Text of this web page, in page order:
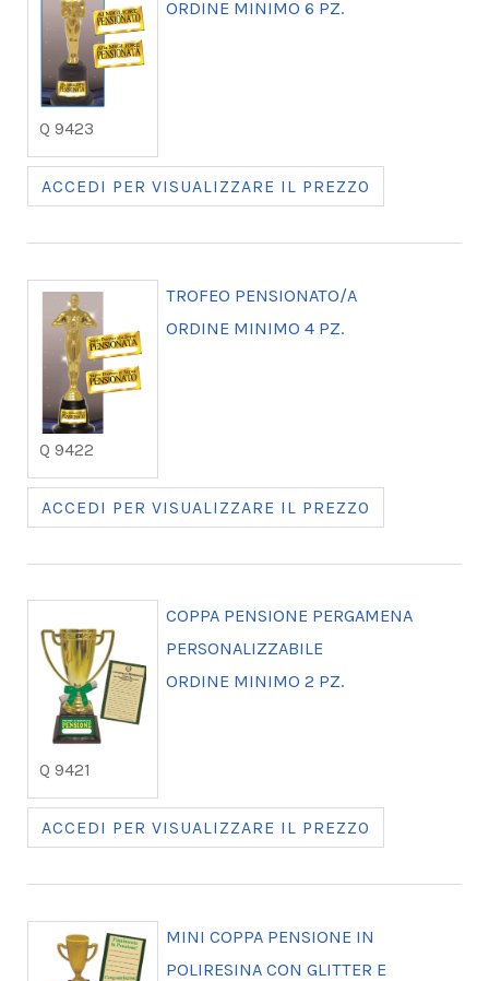
Q 9423
ORDINE MINIMO 6 PZ.
ACCEDI PER VISUALIZZARE IL PREZZO
Q 9422
TROFEO PENSIONATO/A
ORDINE MINIMO 4 PZ.
ACCEDI PER VISUALIZZARE IL PREZZO
Q 9421
COPPA PENSIONE PERGAMENA
PERSONALIZZABILE
ORDINE MINIMO 2 PZ.
ACCEDI PER VISUALIZZARE IL PREZZO
MINI COPPA PENSIONE IN
POLIRESINA CON GLITTER E